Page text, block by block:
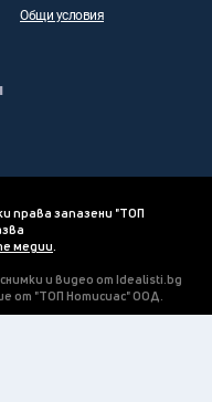
Общи условия
права запазени "ТОП
медии.
и видео от Idealisti.bg
от "ТОП Нотисиас" ООД.